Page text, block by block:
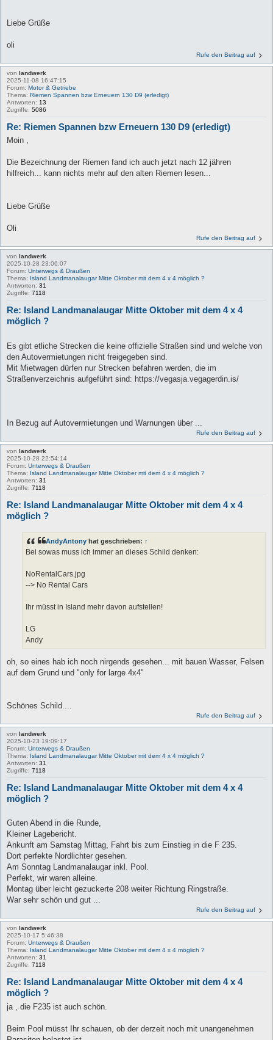
Liebe Grüße
oli
Rufe den Beitrag auf
von landwerk
2025-11-08 16:47:15
Forum: Motor & Getriebe
Thema: Riemen Spannen bzw Erneuern 130 D9 (erledigt)
Antworten: 13
Zugriffe: 5086
Re: Riemen Spannen bzw Erneuern 130 D9 (erledigt)
Moin ,
Die Bezeichnung der Riemen fand ich auch jetzt nach 12 jähren
hilfreich... kann nichts mehr auf den alten Riemen lesen...
Liebe Grüße
Oli
Rufe den Beitrag auf
von landwerk
2025-10-28 23:06:07
Forum: Unterwegs & Draußen
Thema: Island Landmanalaugar Mitte Oktober mit dem 4 x 4 möglich ?
Antworten: 31
Zugriffe: 7118
Re: Island Landmanalaugar Mitte Oktober mit dem 4 x 4
möglich ?
Es gibt etliche Strecken die keine offizielle Straßen sind und welche von
den Autovermietungen nicht freigegeben sind.
Mit Mietwagen dürfen nur Strecken befahren werden, die im
Straßenverzeichnis aufgeführt sind: https://vegasja.vegagerdin.is/
In Bezug auf Autovermietungen und Warnungen über ...
Rufe den Beitrag auf
von landwerk
2025-10-28 22:54:14
Forum: Unterwegs & Draußen
Thema: Island Landmanalaugar Mitte Oktober mit dem 4 x 4 möglich ?
Antworten: 31
Zugriffe: 7118
Re: Island Landmanalaugar Mitte Oktober mit dem 4 x 4
möglich ?
AndyAntony hat geschrieben: ↑
Bei sowas muss ich immer an dieses Schild denken:
NoRentalCars.jpg
--> No Rental Cars
Ihr müsst in Island mehr davon aufstellen!
LG
Andy
oh, so eines hab ich noch nirgends gesehen... mit bauen Wasser, Felsen
auf dem Grund und "only for large 4x4"
Schönes Schild....
Rufe den Beitrag auf
von landwerk
2025-10-23 19:09:17
Forum: Unterwegs & Draußen
Thema: Island Landmanalaugar Mitte Oktober mit dem 4 x 4 möglich ?
Antworten: 31
Zugriffe: 7118
Re: Island Landmanalaugar Mitte Oktober mit dem 4 x 4
möglich ?
Guten Abend in die Runde,
Kleiner Lagebericht.
Ankunft am Samstag Mittag, Fahrt bis zum Einstieg in die F 235.
Dort perfekte Nordlichter gesehen.
Am Sonntag Landmanalaugar inkl. Pool.
Perfekt, wir waren alleine.
Montag über leicht gezuckerte 208 weiter Richtung Ringstraße.
War sehr schön und gut ...
Rufe den Beitrag auf
von
landwerk
2025-10-17 5:46:38
Forum: Unterwegs & Draußen
Thema:
Island Landmanalaugar Mitte Oktober mit dem 4 x 4 möglich ?
Antworten: 31
Zugriffe: 7118
Re: Island Landmanalaugar Mitte Oktober mit dem 4 x 4
möglich ?
ja , die F235 ist auch schön.
Beim Pool müsst Ihr schauen, ob der derzeit noch mit unangenehmen